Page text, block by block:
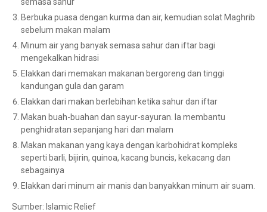
Berbuka puasa dengan kurma dan air, kemudian solat Maghrib
sebelum makan malam
Minum air yang banyak semasa sahur dan iftar bagi
mengekalkan hidrasi
Elakkan dari memakan makanan bergoreng dan tinggi
kandungan gula dan garam
Elakkan dari makan berlebihan ketika sahur dan iftar
Makan buah-buahan dan sayur-sayuran. Ia membantu
penghidratan sepanjang hari dan malam
Makan makanan yang kaya dengan karbohidrat kompleks
seperti barli, bijirin, quinoa, kacang buncis, kekacang dan
sebagainya
Elakkan dari minum air manis dan banyakkan minum air suam.
Sumber: Islamic Relief